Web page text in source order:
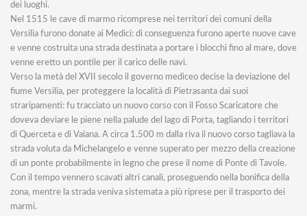
dei luoghi.
Nel 1515 le cave di marmo ricomprese nei territori dei comuni della
Versilia furono donate ai Medici: di conseguenza furono aperte nuove cave
e venne costruita una strada destinata a portare i blocchi fino al mare, dove
venne eretto un pontile per il carico delle navi.
Verso la metà del XVII secolo il governo mediceo decise la deviazione del
fiume Versilia, per proteggere la località di Pietrasanta dai suoi
straripamenti: fu tracciato un nuovo corso con il Fosso Scaricatore che
doveva deviare le piene nella palude del lago di Porta, tagliando i territori
di Querceta e di Vaiana. A circa 1.500 m dalla riva il nuovo corso tagliava la
strada voluta da Michelangelo e venne superato per mezzo della creazione
di un ponte probabilmente in legno che prese il nome di Ponte di Tavole.
Con il tempo vennero scavati altri canali, proseguendo nella bonifica della
zona, mentre la strada veniva sistemata a più riprese per il trasporto dei
marmi.